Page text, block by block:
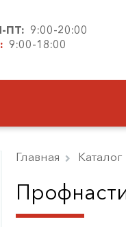
ПТ: 9:00-20:00
9:00-18:00
Главная Каталог